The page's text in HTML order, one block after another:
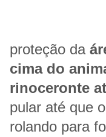
proteção da
cima do
rinoceronte
pular até que
rolando para